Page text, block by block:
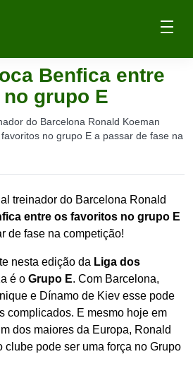
Benfica entre
grupo E
do Barcelona Ronald Koeman
no grupo E a passar de fase na
treinador do Barcelona Ronald
entre os favoritos no grupo E
de fase na competição!
nesta edição da Liga dos
é o Grupo E. Com Barcelona,
e Dínamo de Kiev esse pode
complicados. E mesmo hoje em
dos maiores da Europa, Ronald
clube pode ser uma força no Grupo